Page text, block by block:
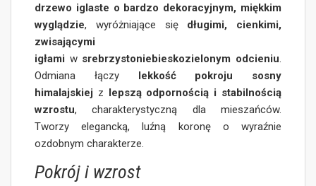
drzewo iglaste o bardzo dekoracyjnym, miękkim
wyglądzie, wyróżniające się długimi, cienkimi,
zwisającymi
igłami w srebrzystoniebieskozielonym odcieniu.
Odmiana łączy lekkość pokroju sosny
himalajskiej z lepszą odpornością i stabilnością
wzrostu, charakterystyczną dla mieszańców.
Tworzy elegancką, luźną koronę o wyraźnie
ozdobnym charakterze.
Pokrój i wzrost